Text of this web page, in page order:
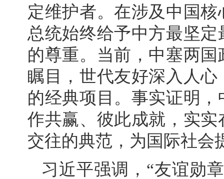
定维护者。在涉及中国
总统始终给予中方最坚
的尊重。当前，中塞两
瞩目，世代友好深入人
的经典项目。事实证明
作共赢、彼此成就，实
交往的典范，为国际社会
习近平强调，“友谊勋